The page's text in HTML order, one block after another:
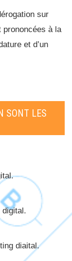
sur
prononcées à la
et d’un
SONT LES
digital.
diaital.